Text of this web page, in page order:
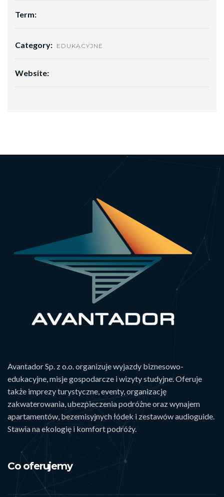
Term:
Category: EDUKACYJNE
Website:
Avantador Sp. z o.o. organizuje wyjazdy biznesowo-
edukacyjne, misje gospodarcze i wizyty studyjne. Oferuje
także imprezy turystyczne, eventy, organizację
zakwaterowania, ubezpieczenia podróżne oraz wynajem
apartamentów, bezemisyjnych łódek i zestawów audioguide.
Stawia na ekologię i komfort podróży.
Co oferujemy